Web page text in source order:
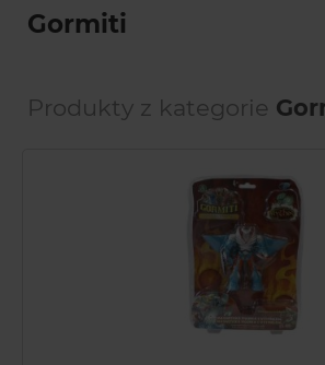
Gormiti
Produkty z kategorie